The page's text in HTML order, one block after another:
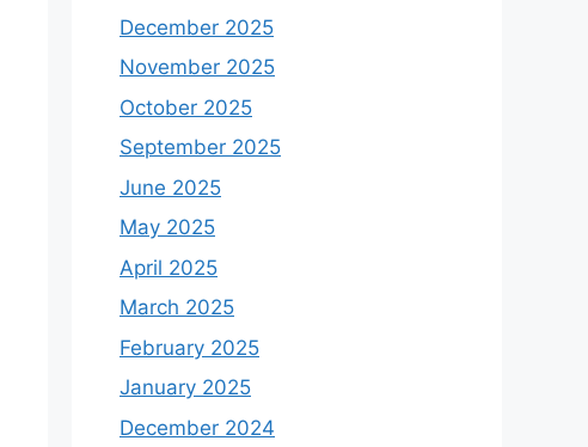
December 2025
November 2025
October 2025
September 2025
June 2025
May 2025
April 2025
March 2025
February 2025
January 2025
December 2024